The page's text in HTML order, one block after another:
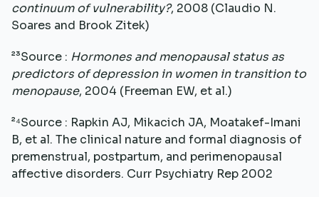
continuum of vulnerability?, 2008 (Claudio N.
Soares and Brook Zitek)
²³Source : Hormones and menopausal status as
predictors of depression in women in transition to
menopause, 2004 (Freeman EW, et al.)
²⁴Source : Rapkin AJ, Mikacich JA, Moatakef-Imani
B, et al. The clinical nature and formal diagnosis of
premenstrual, postpartum, and perimenopausal
affective disorders. Curr Psychiatry Rep 2002